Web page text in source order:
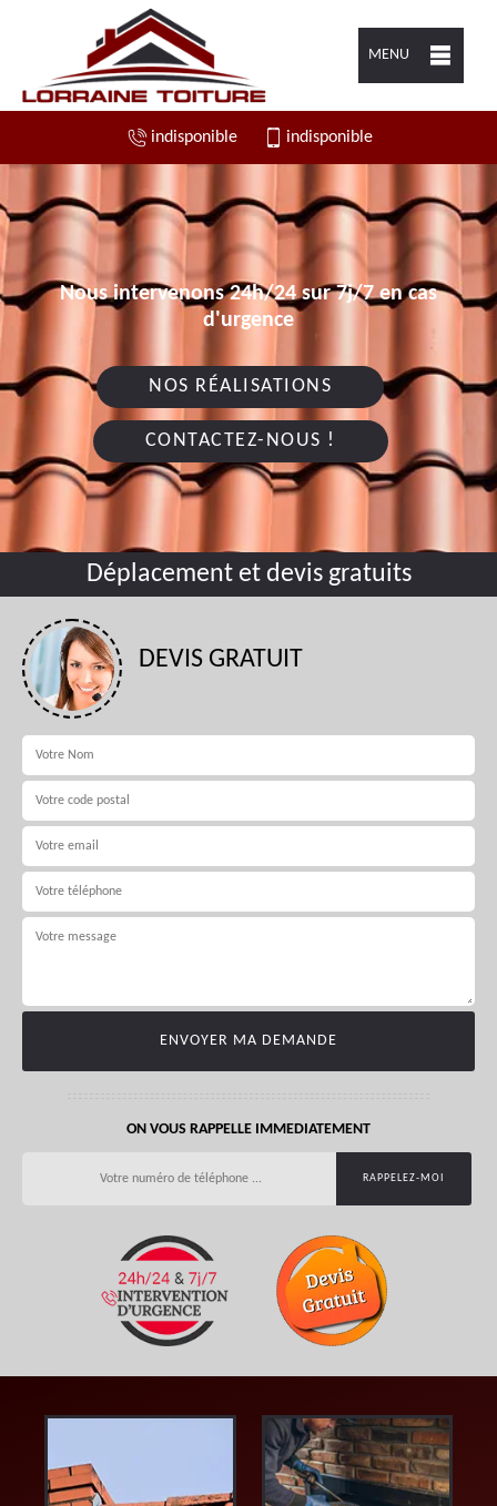
MENU
indisponible indisponible
Nous intervenons 24h/24 sur 7j/7 en cas
d'urgence
NOS RÉALISATIONS
CONTACTEZ-NOUS !
Déplacement et devis gratuits
DEVIS GRATUIT
ON VOUS RAPPELLE IMMEDIATEMENT